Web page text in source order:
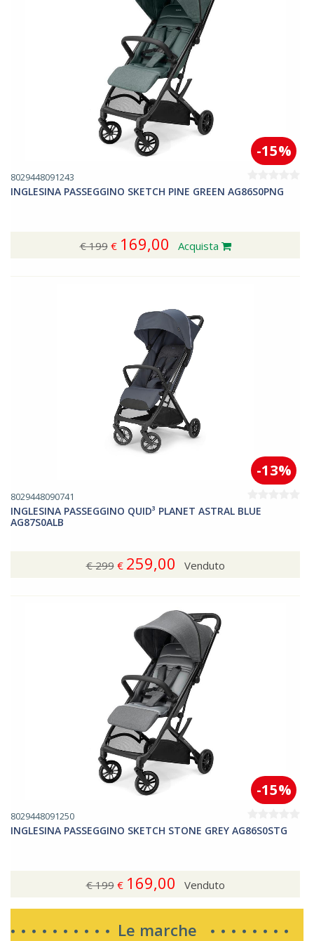
8029448091243
INGLESINA PASSEGGINO SKETCH PINE GREEN AG86S0PNG
€ 199€ 169,00
-15%
Acquista
8029448090741
INGLESINA PASSEGGINO QUID³ PLANET ASTRAL BLUE
AG87S0ALB
€ 299€ 259,00
-13%
Venduto
8029448091250
INGLESINA PASSEGGINO SKETCH STONE GREY AG86S0STG
€ 199€ 169,00
-15%
Venduto
Le marche